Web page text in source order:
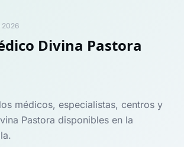
2026
Divina Pastora
médicos, especialistas, centros y
Pastora disponibles en la